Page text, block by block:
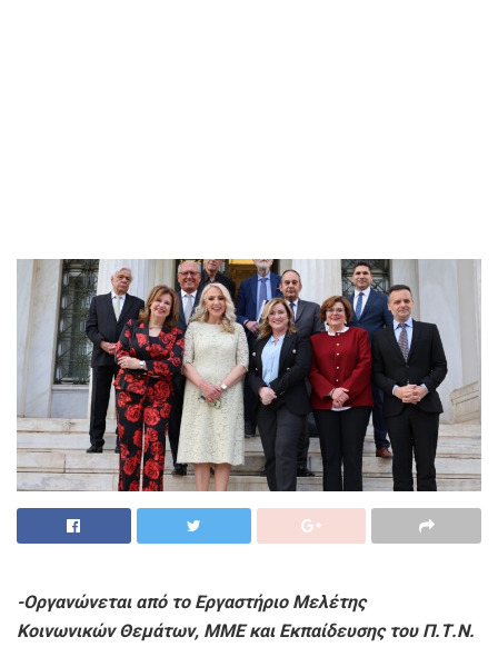
-Οργανώνεται από το Εργαστήριο Μελέτης
Κοινωνικών Θεμάτων, ΜΜΕ και Εκπαίδευσης του Π.Τ.Ν.